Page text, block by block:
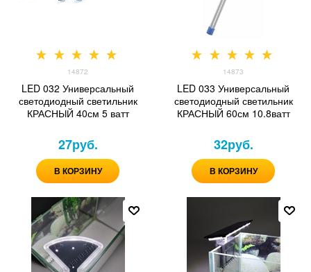
14872
LED 032 Универсальный
светодиодный светильник
КРАСНЫЙ 40см 5 ватт
27руб.
В КОРЗИНУ
14873
LED 033 Универсальный
светодиодный светильник
КРАСНЫЙ 60см 10.8ватт
32руб.
В КОРЗИНУ